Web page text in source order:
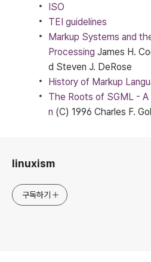
ISO
TEI guidelines
Markup Systems and
Processing James H.
d Steven J. DeRose
History of Markup
The Roots of SGML - A
n (C) 1996 Charles F.
linuxism
구독하기